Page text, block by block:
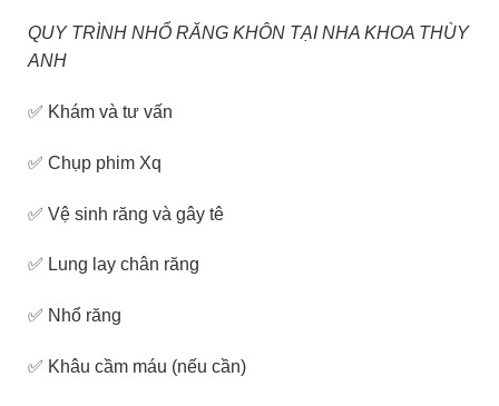
QUY TRÌNH NHỔ RĂNG KHÔN TẠI NHA KHOA THÙY
ANH
✅ Khám và tư vấn
✅ Chụp phim Xq
✅ Vệ sinh răng và gây tê
✅ Lung lay chân răng
✅ Nhổ răng
✅ Khâu cầm máu (nếu cần)